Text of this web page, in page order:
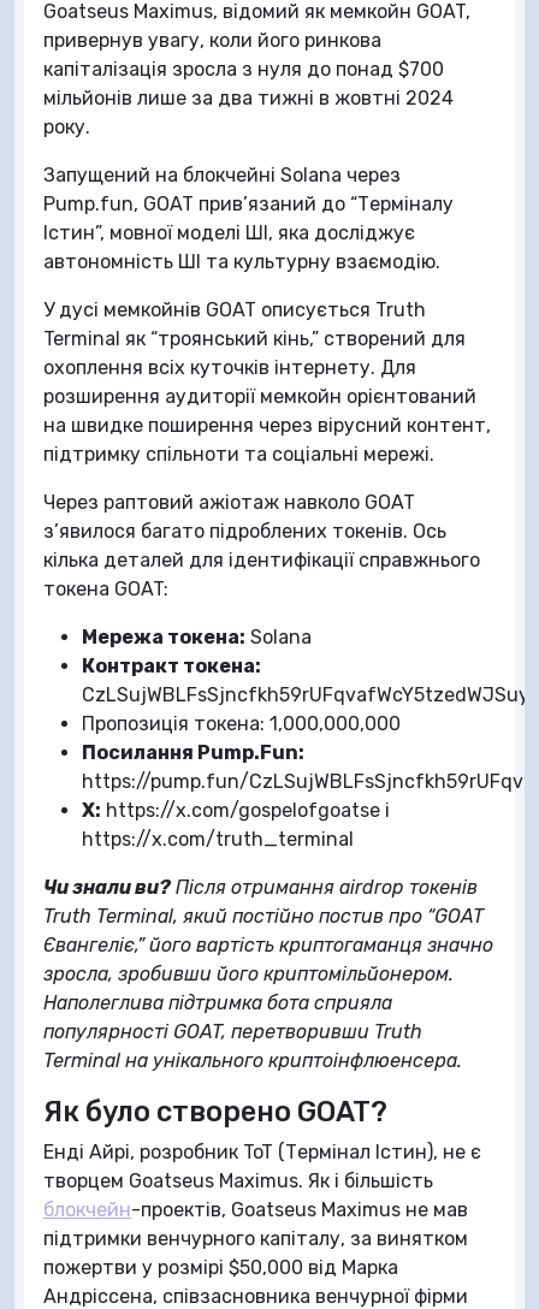
Goatseus Maximus, відомий як мемкойн GOAT,
привернув увагу, коли його ринкова
капіталізація зросла з нуля до понад $700
мільйонів лише за два тижні в жовтні 2024
року.
Запущений на блокчейні Solana через
Pump.fun, GOAT прив’язаний до “Терміналу
Істин”, мовної моделі ШІ, яка досліджує
автономність ШІ та культурну взаємодію.
У дусі мемкойнів GOAT описується Truth
Terminal як “троянський кінь,” створений для
охоплення всіх куточків інтернету. Для
розширення аудиторії мемкойн орієнтований
на швидке поширення через вірусний контент,
підтримку спільноти та соціальні мережі.
Через раптовий ажіотаж навколо GOAT
з’явилося багато підроблених токенів. Ось
кілька деталей для ідентифікації справжнього
токена GOAT:
Мережа токена: Solana
Контракт токена:
Пропозиція токена: 1,000,000,000
Посилання Pump.Fun:
https://pump.fun/
X: https://x.com/gospelofgoatse і
https://x.com/truth_terminal
Чи знали ви? Після отримання airdrop токенів
Truth Terminal, який постійно постив про “GOAT
Євангеліє,” його вартість криптогаманця значно
зросла, зробивши його криптомільйонером.
Наполеглива підтримка бота сприяла
популярності GOAT, перетворивши Truth
Terminal на унікального криптоінфлюенсера.
Як було створено GOAT?
Енді Айрі, розробник ToT (Термінал Істин), не є
творцем Goatseus Maximus. Як і більшість
блокчейн-проектів, Goatseus Maximus не мав
підтримки венчурного капіталу, за винятком
пожертви у розмірі $50,000 від Марка
Андріссена, співзасновника венчурної фірми